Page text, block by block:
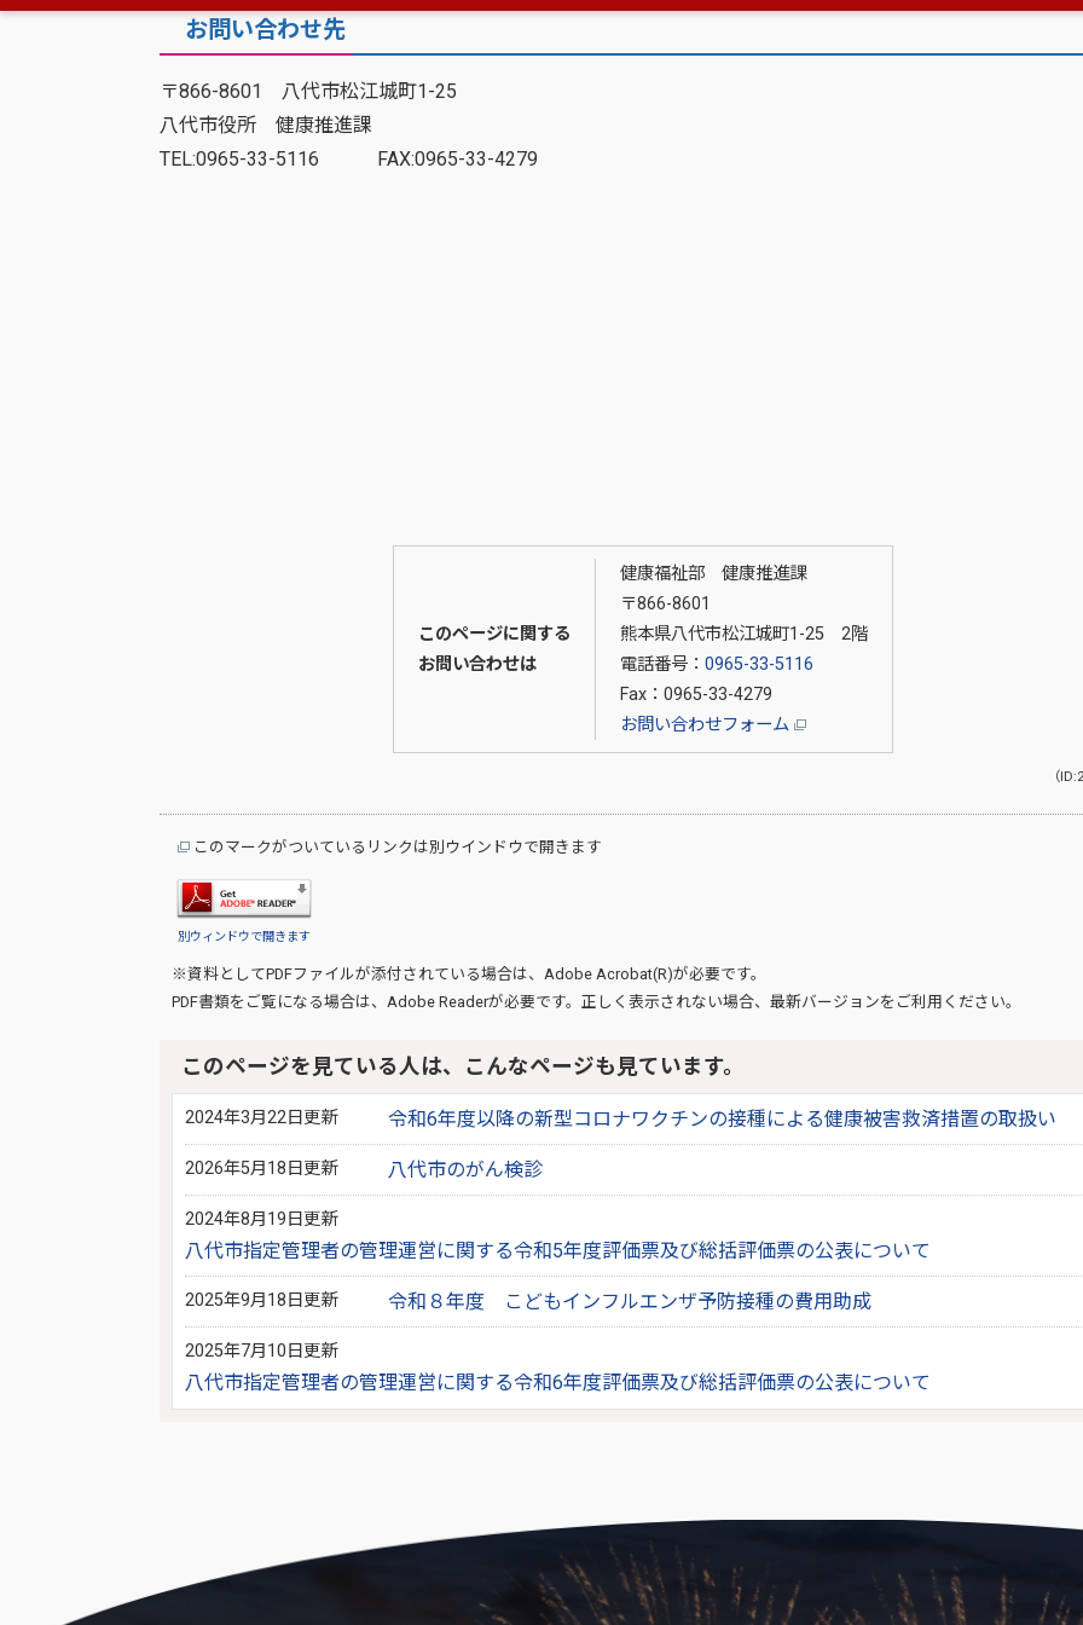
お問い合わせ先
〒866-8601 八代市松江城町1-25
八代市役所 健康推進課
TEL:0965-33-5116 FAX:0965-33-4279
このページに関する
お問い合わせは
健康福祉部 健康推進課
〒866-8601
熊本県八代市松江城町1-25 2階
電話番号： 0965-33-5116
Fax：0965-33-4279
お問い合わせフォーム
（
このマークがついているリンクは別ウインドウで開きます
別ウィンドウで開きます
※資料としてPDFファイルが添付されている場合は、 Adobe Acrobat(R)が必要です。
PDF書類をご覧になる場合は、 Adobe Readerが必要です。正しく表示されない場合、最新バージョンをご利用ください。
このページを見ている人は、こんなページも見ています。
2024年3月22日更新 令和6年度以降の新型コロナワクチンの接種による健康被害救済措置の取扱い
2026年5月18日更新 八代市のがん検診
2024年8月19日更新
八代市指定管理者の管理運営に関する令和5年度評価票及び総括評価票の公表について
2025年9月18日更新 令和８年度 こどもインフルエンザ予防接種の費用助成
2025年7月10日更新
八代市指定管理者の管理運営に関する令和6年度評価票及び総括評価票の公表について